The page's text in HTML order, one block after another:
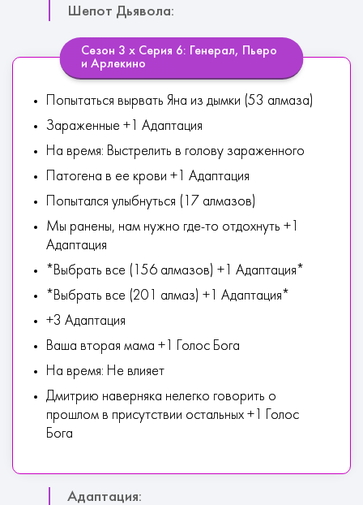
Шепот Дьявола:
Сезон 3 х Серия 6: Генерал, Пьеро
и Арлекино
Попытаться вырвать Яна из дымки (53 алмаза)
Зараженные +1 Адаптация
На время: Выстрелить в голову зараженного
Патогена в ее крови +1 Адаптация
Попытался улыбнуться (17 алмазов)
Мы ранены, нам нужно где-то отдохнуть +1
Адаптация
*Выбрать все (156 алмазов) +1 Адаптация*
*Выбрать все (201 алмаз) +1 Адаптация*
+3 Адаптация
Ваша вторая мама +1 Голос Бога
На время: Не влияет
Дмитрию наверняка нелегко говорить о
прошлом в присутствии остальных +1 Голос
Бога
Адаптация: